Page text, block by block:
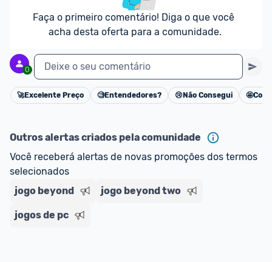
Faça o primeiro comentário! Diga o que você
acha desta oferta para a comunidade.
0 Deixe o seu comentário
Cancelar
🚀Excelente Preço 🧐Entendedores? 😢 Não Consegui 🤩
Outros alertas criados pela comunidade
Você receberá alertas de novas promoções dos termos
selecionados
jogo beyond
jogo beyond two
jogos de pc